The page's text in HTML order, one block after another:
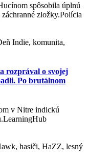
spôsobila úplnú
zložky.Polícia
Indie, komunita,
rozprával o svojej
Po brutálnom
v Nitre indickú
hasiči, HaZZ, lesný